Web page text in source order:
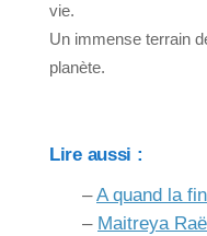
vie.
Un immense terrain
planète.
Lire aussi :
–A quand la
– Maitreya